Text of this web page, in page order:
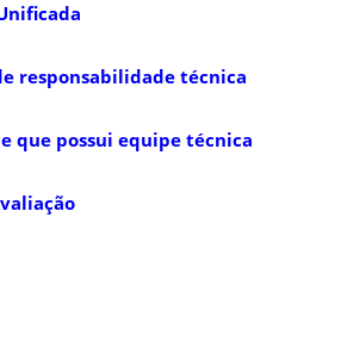
responsabilidade técnica
que possui equipe técnica